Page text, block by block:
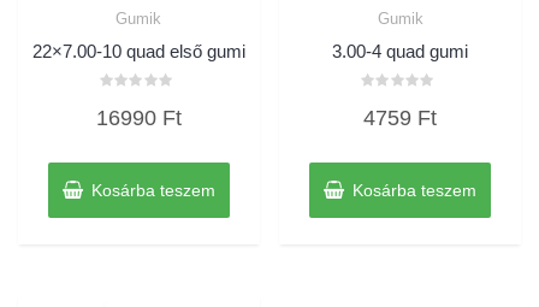
Gumik
22×7.00-10 quad első gumi
0
16990 Ft
Kosárba teszem
Gumik
3.00-4 quad gumi
0
4759 Ft
Kosárba teszem